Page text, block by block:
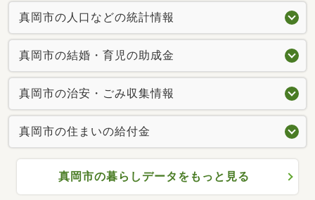
真岡市の人口などの統計情報
真岡市の結婚・育児の助成金
真岡市の治安・ごみ収集情報
真岡市の住まいの給付金
真岡市の暮らしデータをもっと見る